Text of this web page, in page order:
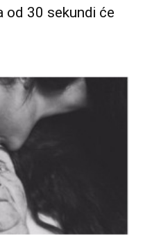
od 30 sekundi će